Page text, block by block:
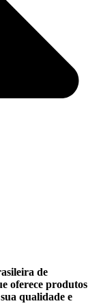
de
oferece produtos
qualidade e